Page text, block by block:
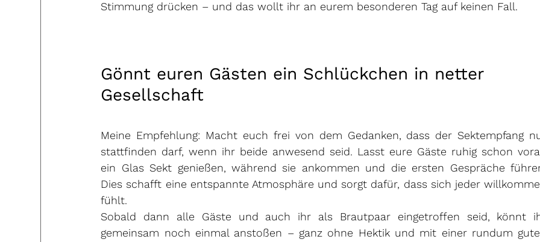
Stimmung drücken – und das wollt ihr an eurem besonderen Tag auf keinen Fall.
Gönnt euren Gästen ein Schlückchen in netter
Gesellschaft
Meine Empfehlung: Macht euch frei von dem Gedanken, dass der Sektempfang
stattfinden darf, wenn ihr beide anwesend seid. Lasst eure Gäste ruhig schon
ein Glas Sekt genießen, während sie ankommen und die ersten Gespräche
Dies schafft eine entspannte Atmosphäre und sorgt dafür, dass sich jeder
fühlt.
Sobald dann alle Gäste und auch ihr als Brautpaar eingetroffen seid, könnt
gemeinsam noch einmal anstoßen – ganz ohne Hektik und mit einer rundum